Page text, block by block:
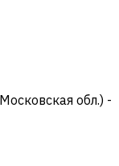
обл.) -